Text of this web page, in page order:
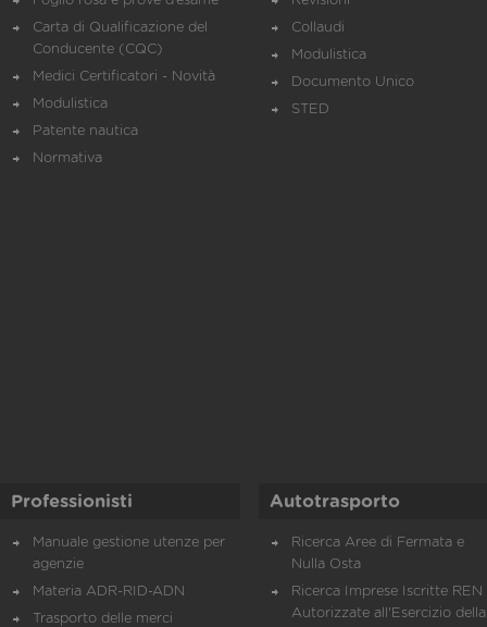
Carta di Qualificazione del
Conducente (CQC)
Medici Certificatori - Novità
Modulistica
Patente nautica
Normativa
Collaudi
Modulistica
Documento Unico
STED
Professionisti
Manuale gestione utenze per
agenzie
Materia ADR-RID-ADN
Trasporto delle merci
Autotrasporto
Ricerca Aree di Fermata e
Nulla Osta
Ricerca Imprese Iscritte REN
Autorizzate all'Esercizio della